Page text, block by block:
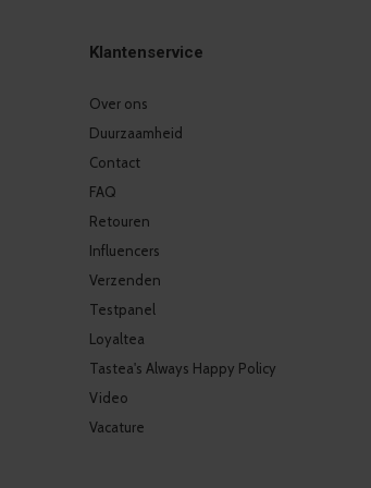
Klantenservice
Over ons
Duurzaamheid
Contact
FAQ
Retouren
Influencers
Verzenden
Testpanel
Loyaltea
Tastea's Always Happy Policy
Video
Vacature